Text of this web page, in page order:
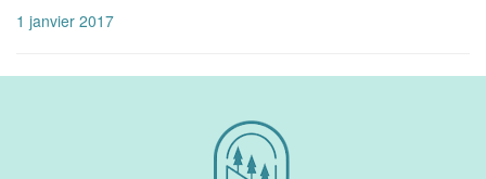
1 janvier 2017